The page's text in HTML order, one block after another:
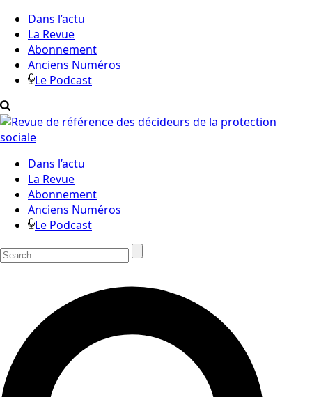
Dans l’actu
La Revue
Abonnement
Anciens Numéros
Le Podcast
Dans l’actu
La Revue
Abonnement
Anciens Numéros
Le Podcast